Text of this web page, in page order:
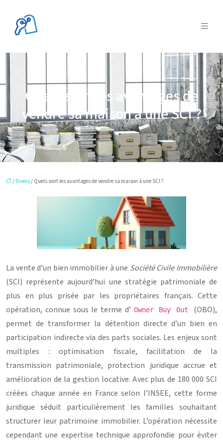
Quels sont les avantages de
vendre sa maison à une SCI ?
/ Divers/ Quels sont les avantages de vendre sa maison à une SCI ?
La vente d’un bien immobilier à une Société Civile Immobilière
(SCI) représente aujourd’hui une stratégie patrimoniale de
plus en plus prisée par les propriétaires français. Cette
opération, connue sous le terme d’ Owner Buy Out (OBO),
permet de transformer la détention directe d’un bien en
participation indirecte via des parts sociales. Les enjeux sont
multiples : optimisation fiscale, facilitation de la
transmission patrimoniale, protection juridique accrue et
amélioration de la gestion locative. Avec plus de 180 000 SCI
créées chaque année en France selon l’INSEE, cette forme
juridique séduit particulièrement les familles souhaitant
structurer leur patrimoine immobilier. L’opération nécessite
cependant une expertise technique approfondie pour éviter